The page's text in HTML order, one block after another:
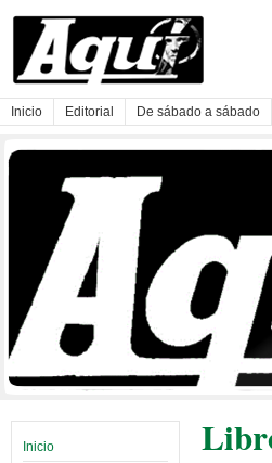
Inicio Editorial De sábado a sábado
Inicio